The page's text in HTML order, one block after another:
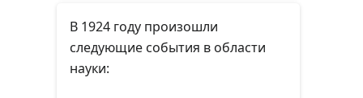
В 1924 году произошли
следующие события в области
науки: